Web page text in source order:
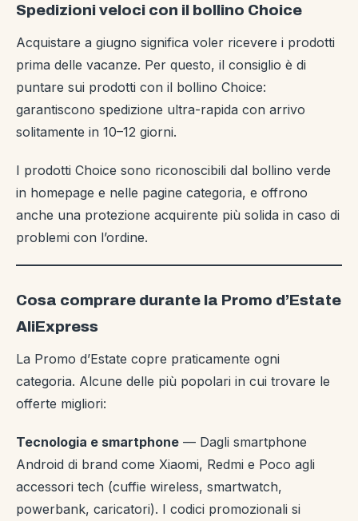
Spedizioni veloci con il bollino Choice
Acquistare a giugno significa voler ricevere i prodotti
prima delle vacanze. Per questo, il consiglio è di
puntare sui prodotti con il bollino Choice:
garantiscono spedizione ultra-rapida con arrivo
solitamente in 10–12 giorni.
I prodotti Choice sono riconoscibili dal bollino verde
in homepage e nelle pagine categoria, e offrono
anche una protezione acquirente più solida in caso di
problemi con l’ordine.
Cosa comprare durante la Promo d’Estate
AliExpress
La Promo d’Estate copre praticamente ogni
categoria. Alcune delle più popolari in cui trovare le
offerte migliori:
Tecnologia e smartphone — Dagli smartphone
Android di brand come Xiaomi, Redmi e Poco agli
accessori tech (cuffie wireless, smartwatch,
powerbank, caricatori). I codici promozionali si